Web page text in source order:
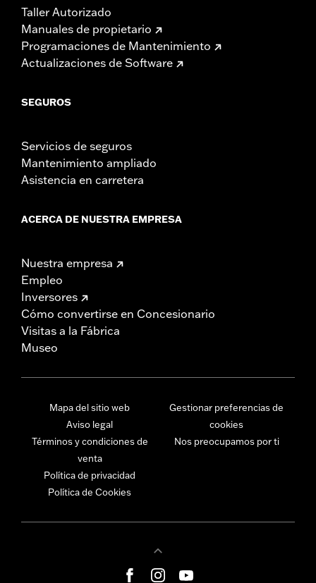
Taller Autorizado
Manuales de propietario
Programaciones de Mantenimiento
Actualizaciones de Software
SEGUROS
Servicios de seguros
Mantenimiento ampliado
Asistencia en carretera
ACERCA DE NUESTRA EMPRESA
Nuestra empresa
Empleo
Inversores
Cómo convertirse en Concesionario
Visitas a la Fábrica
Museo
Mapa del sitio web
Aviso legal
Términos y condiciones de
venta
Política de privacidad
Política de Cookies
Gestionar preferencias de
cookies
Nos preocupamos por ti